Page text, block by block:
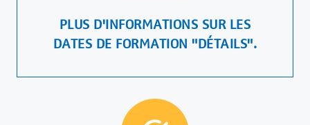
PLUS D'INFORMATIONS SUR LES
DATES DE FORMATION "DÉTAILS".